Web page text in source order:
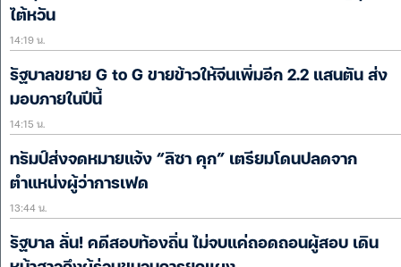
ไต้หวัน
14:19 น.
รัฐบาลขยาย G to G ขายข้าวให้จีนเพิ่มอีก 2.2 แสนตัน ส่ง
มอบภายในปีนี้
14:15 น.
ทรัมป์ส่งจดหมายแจ้ง “ลิซา คุก” เตรียมโดนปลดจาก
ตำแหน่งผู้ว่าการเฟด
13:44 น.
รัฐบาล ลั่น! คดีสอบท้องถิ่น ไม่จบแค่ถอดถอนผู้สอบ เดิน